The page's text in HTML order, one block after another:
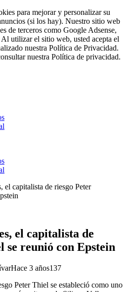
para mejorar y personalizar su
(si los hay). Nuestro sitio web
de terceros como Google Adsense,
utilizar el sitio web, usted acepta el
nuestra Política de Privacidad.
nuestra Política de privacidad.
el capitalista de
se reunió con Epstein
Hace 3 años137
Peter Thiel se estableció como uno